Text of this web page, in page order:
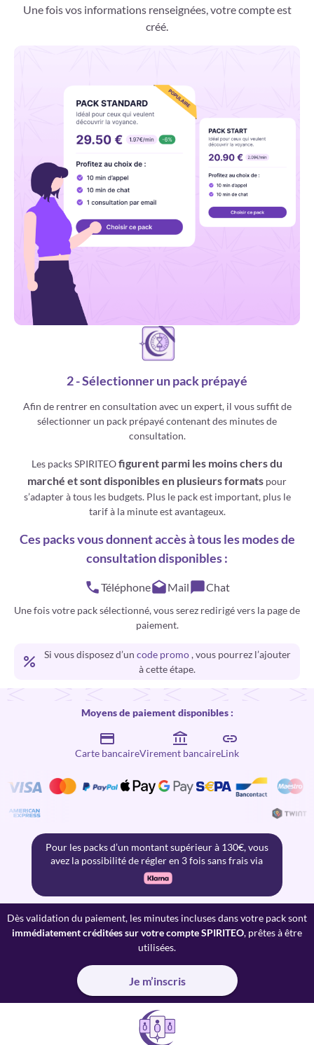
Une fois vos informations renseignées, votre compte est
créé.
2 - Sélectionner un pack prépayé
Afin de rentrer en consultation avec un expert, il vous suffit de
sélectionner un pack prépayé contenant des minutes de
consultation.
Les packs SPIRITEOfigurent parmi les moins chers du
marché et sont disponibles en plusieurs formats pour
s’adapter à tous les budgets. Plus le pack est important, plus le
tarif à la minute est avantageux.
Ces packs vous donnent accès à tous les modes de
consultation disponibles :
Téléphone Mail Chat
Une fois votre pack sélectionné, vous serez redirigé vers la page de
paiement.
Si vous disposez d’un code promo, vous pourrez l’ajouter
à cette étape.
Moyens de paiement disponibles :
Carte bancaireVirement bancaireLink
Pour les packs d’un montant supérieur à 130€, vous
avez la possibilité de régler en 3 fois sans frais via
Dès validation du paiement, les minutes incluses dans votre pack sont
immédiatement créditées sur votre compte SPIRITEO, prêtes à être
utilisées.
Je m’inscris